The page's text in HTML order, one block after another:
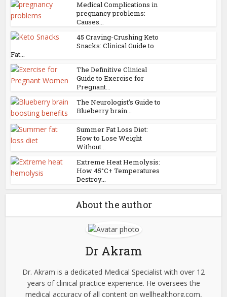
Medical Complications in
pregnancy problems:
Causes...
45 Craving-Crushing Keto
Snacks: Clinical Guide to
Fat...
The Definitive Clinical
Guide to Exercise for
Pregnant...
The Neurologist’s Guide to
Blueberry brain...
Summer Fat Loss Diet:
How to Lose Weight
Without...
Extreme Heat Hemolysis:
How 45°C+ Temperatures
Destroy...
About the author
Dr Akram
Dr. Akram is a dedicated Medical Specialist with over 12
years of clinical practice experience. He oversees the
medical accuracy of all content on wellhealthorg.com,